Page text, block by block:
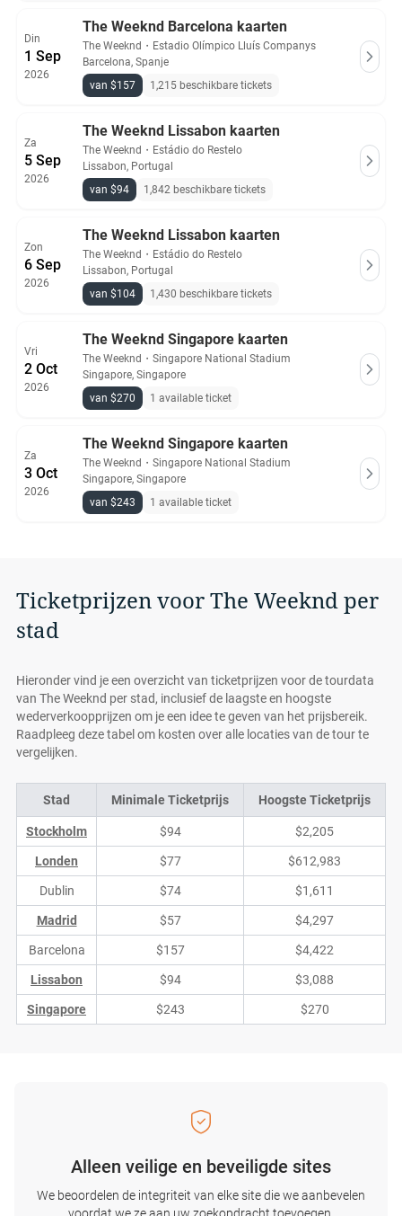
Din
1 Sep
2026
The Weeknd Barcelona kaarten
The Weeknd ・ Estadio Olímpico Lluís Companys
Barcelona, Spanje
van $157
1,215 beschikbare tickets
Za
5 Sep
2026
The Weeknd Lissabon kaarten
The Weeknd ・ Estádio do Restelo
Lissabon, Portugal
van $94
1,842 beschikbare tickets
Zon
6 Sep
2026
The Weeknd Lissabon kaarten
The Weeknd ・ Estádio do Restelo
Lissabon, Portugal
van $104
1,430 beschikbare tickets
Vri
2 Oct
2026
The Weeknd Singapore kaarten
The Weeknd ・ Singapore National Stadium
Singapore, Singapore
van $270
1 available ticket
Za
3 Oct
2026
The Weeknd Singapore kaarten
The Weeknd ・ Singapore National Stadium
Singapore, Singapore
van $243
1 available ticket
Ticketprijzen voor The Weeknd per
stad
Hieronder vind je een overzicht van ticketprijzen voor de tourdata
van The Weeknd per stad, inclusief de laagste en hoogste
wederverkoopprijzen om je een idee te geven van het prijsbereik.
Raadpleeg deze tabel om kosten over alle locaties van de tour te
vergelijken.
Stad Minimale Ticketprijs Hoogste Ticketprijs
Stockholm $94 $2,205
Londen $77 $612,983
Dublin $74 $1,611
Madrid $57 $4,297
Barcelona $157 $4,422
Lissabon $94 $3,088
Singapore $243 $270
Alleen veilige en beveiligde sites
We beoordelen de integriteit van elke site die we aanbevelen